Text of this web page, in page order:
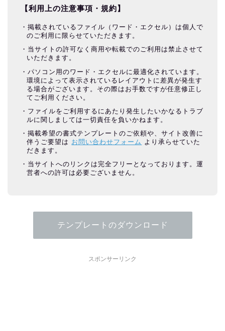
【利用上の注意事項・規約】
掲載されているファイル（ワード・エクセル）は個人で
のご利用に限らせていただきます。
当サイトの許可なく商用や転載でのご利用は禁止させて
いただきます。
パソコン用のワード・エクセルに最適化されています。
環境によって表示されているレイアウトに差異が発生す
る場合がございます。その際はお手数ですが任意修正し
てご利用ください。
ファイルをご利用するにあたり発生したいかなるトラブ
ルに関しましては一切責任を負いかねます。
掲載希望の書式テンプレートのご依頼や、サイト改善に
伴うご要望は お問い合わせフォーム より承らせていた
だきます。
当サイトへのリンクは完全フリーとなっております。運
営者への許可は必要ございません。
テンプレートのダウンロード
スポンサーリンク